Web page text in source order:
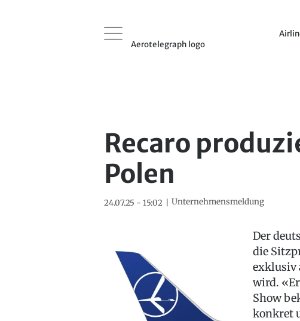
Aerotelegraph logo
Recaro
Polen
24.07.25 - 15:02 Unternehmensmeldung
Der
die
exklusiv
wird.
Show
konkret